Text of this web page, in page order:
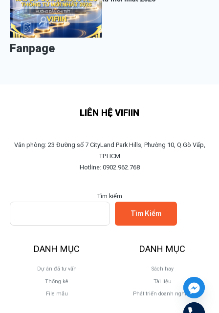
Fanpage
LIÊN HỆ VIFIIN
Văn phòng: 23 Đường số 7 CityLand Park Hills, Phường 10, Q.Gò Vấp,
TP.HCM
Hotline: 0902.962.768
Tìm kiếm
Tìm Kiếm
DANH MỤC
Dự án đã tư vấn
Thống kê
File mẫu
DANH MỤC
Sách hay
Tài liệu
Phát triển doanh nghiệp